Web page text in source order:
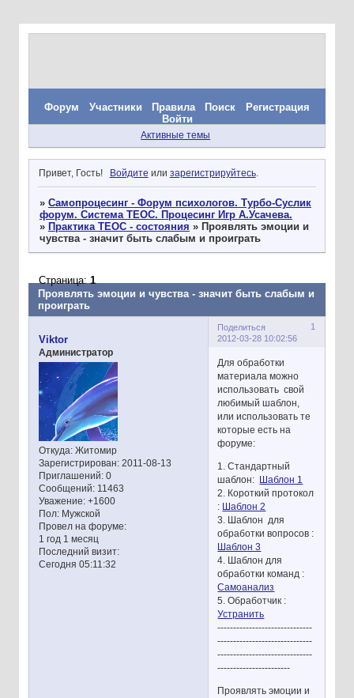
Форум Участники Правила Поиск
Регистрация
Войти
Активные темы
Привет, Гость! Войдите или зарегистрируйтесь.
» Самопроцесинг - Форум психологов. Турбо-Суслик
форум. Система ТЕОС. Процесинг Игр А.Усачева.
» Практика ТЕОС - состояния » Проявлять эмоции и
чувства - значит быть слабым и проиграть
Проявлять эмоции и чувства - значит быть слабым и
проиграть
Страница:1
Поделиться
1
2012-03-28 10:02:56
Viktor
Администратор
Откуда:Житомир
Зарегистрирован: 2011-08-13
Приглашений:0
Сообщений:11463
Уважение: +1600
Пол:Мужской
Провел на форуме:
1 год 1 месяц
Последний визит:
Сегодня 05:11:32
Для обработки
материала можно
использовать свой
любимый шаблон,
или использовать те
которые есть на
форуме:
1. Стандартный
шаблон: Шаблон 1
2. Короткий протокол
: Шаблон 2
3. Шаблон для
обработки вопросов :
Шаблон 3
4. Шаблон для
обработки команд :
Самоанализ
5. Обработчик :
Устранить
------------------------------
------------------------------
------------------------------
-----------------------
Проявлять эмоции и